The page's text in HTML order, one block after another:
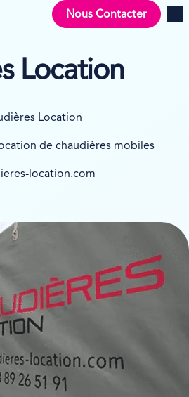
Nous Contacter
Location
Location
de chaudières mobiles
location.com